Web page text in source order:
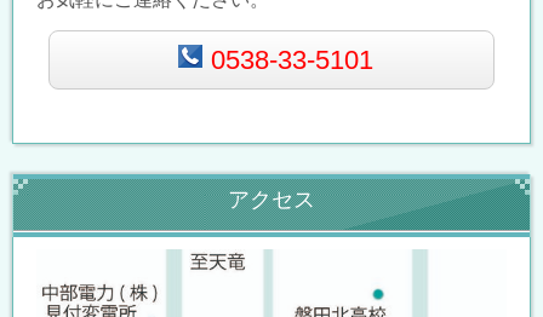
0538-33-5101
アクセス